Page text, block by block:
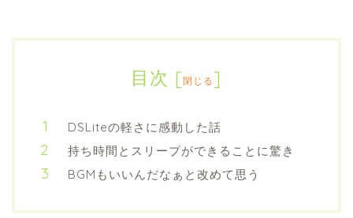
目次 [閉じる]
DSLiteの軽さに感動した話
持ち時間とスリープができることに驚き
BGMもいいんだなぁと改めて思う